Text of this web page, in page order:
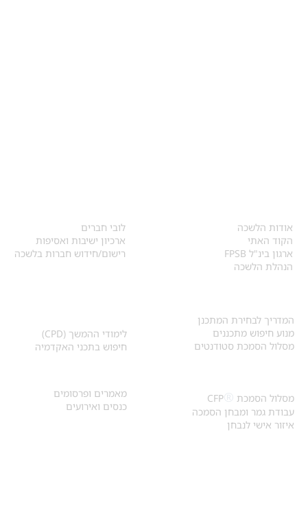
​אודות הלשכה
הקוד האתי
ארגון בינ"ל FPSB
הנהלת הלשכה
המדריך לבחירת המתכנן
מנוע חיפוש מתכננים
מסלול הסמכת סטודנטים
לובי חברים
ארכיון ישיבות ואסיפות
רישום/חידוש חברות בלשכה
לימודי ההמשך (CPD)
חיפוש בתכני האקדמיה
מסלול הסמכת ®
CFP
עבודת גמר ומבחן הסמכה
איזור אישי לנבחן
מאמרים ופרסומים
כנסים ואירועים